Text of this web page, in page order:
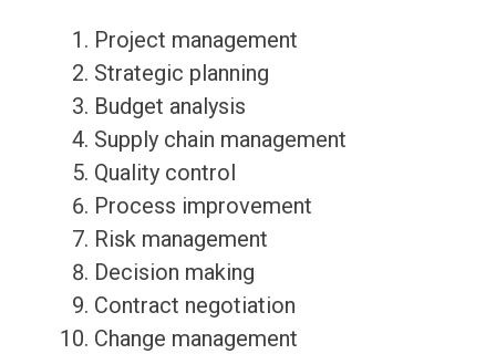
Project management
Strategic planning
Budget analysis
Supply chain management
Quality control
Process improvement
Risk management
Decision making
Contract negotiation
Change management